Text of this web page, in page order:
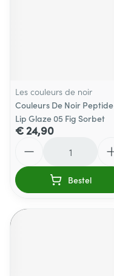
Les couleurs de noir
Couleurs De Noir Peptide
Lip Glaze 05 Fig Sorbet
€ 24,90
Bestel